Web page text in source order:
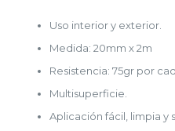
Uso interior y exterior.
Medida: 20mm x 2m
Resistencia: 75gr por
Multisuperficie.
Aplicación fácil, limpia y